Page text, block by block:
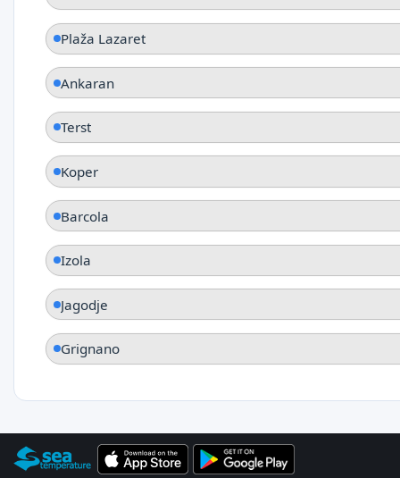
Plaža Lazaret
Ankaran
Terst
Koper
Barcola
Izola
Jagodje
Grignano